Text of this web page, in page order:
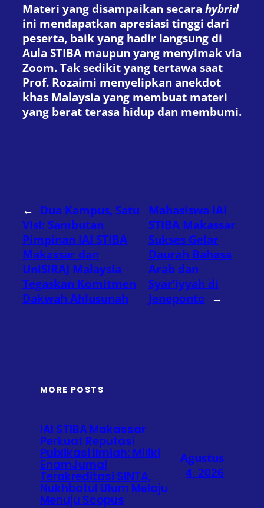
Materi yang disampaikan secara hybrid
ini mendapatkan apresiasi tinggi dari
peserta, baik yang hadir langsung di
Aula STIBA maupun yang menyimak via
Zoom. Tak sedikit yang tertawa saat
Prof. Rozaimi menyelipkan anekdot
khas Malaysia yang membuat materi
yang berat terasa hidup dan membumi.
← Dua Kampus, Satu
Visi: Sambutan
Pimpinan IAI STIBA
Makassar dan
UniSIRAJ Malaysia
Tegaskan Komitmen
Dakwah Ahlusunah
Mahasiswa IAI
STIBA Makassar
Sukses Gelar
Daurah Bahasa
Arab dan
Syar’iyyah di
Jeneponto →
MORE POSTS
IAI STIBA Makassar
Perkuat Reputasi
Publikasi Ilmiah: Miliki
EnamJurnal
Terakreditasi SINTA,
Nukhbatul Ulum Melaju
Menuju Scopus
Agustus
4, 2026